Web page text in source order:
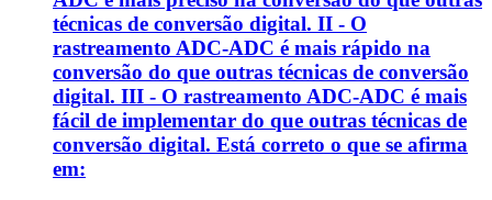
técnicas de conversão digital. II - O
rastreamento ADC-ADC é mais rápido na
conversão do que outras técnicas de conversão
digital. III - O rastreamento ADC-ADC é mais
fácil de implementar do que outras técnicas de
conversão digital. Está correto o que se afirma
em: